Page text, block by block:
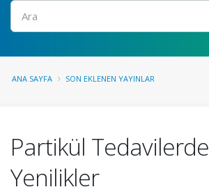
Ara
ANA SAYFA SON EKLENEN YAYINLAR
Partikül Tedavilerde
Yenilikler